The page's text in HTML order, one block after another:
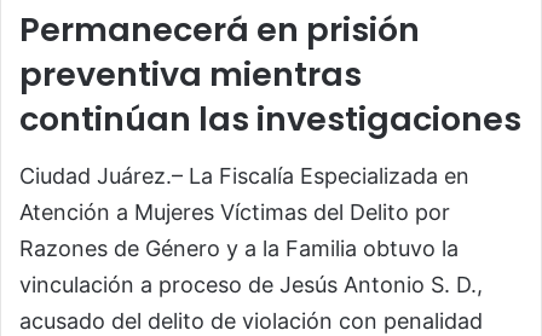
Permanecerá en prisión
preventiva mientras
continúan las investigaciones
Ciudad Juárez.– La Fiscalía Especializada en
Atención a Mujeres Víctimas del Delito por
Razones de Género y a la Familia obtuvo la
vinculación a proceso de Jesús Antonio S. D.,
acusado del delito de violación con penalidad